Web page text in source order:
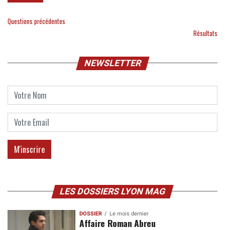
Questions précédentes
Résultats
NEWSLETTER
LES DOSSIERS LYON MAG
DOSSIER Le mois dernier
Affaire Roman Abreu